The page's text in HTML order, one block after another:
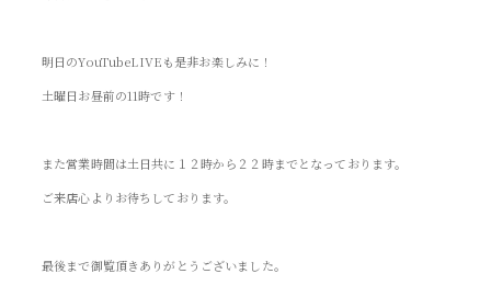
明日のYouTubeLIVEも是非お楽しみに！
土曜日お昼前の11時です！
また営業時間は土日共に１２時から２２時までとなっております。
ご来店心よりお待ちしております。
最後まで御覧頂きありがとうございました。